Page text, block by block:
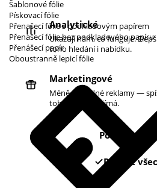
Šablonové fólie
Pískovací fólie
Přenašecí fólie s podkladovým papírem
Přenašecí fólie bez podkladového papíru
Přenášecí papír
Oboustranně lepicí fólie
Analytické
Ukazují nám, co funguje.
toho hledání i nabídku.
Marketingové
Méně náhodné reklamy —
toho, co vás zajímá.
Pouze
Povolit